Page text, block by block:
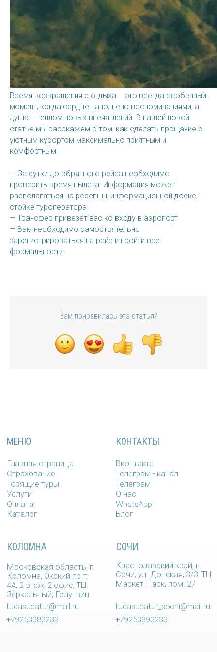
Время возвращения с отдыха – это всегда особенный
момент, когда сердце наполнено воспоминаниями, а
душа – теплом новых впечатлений. В нашей новой
статье мы расскажем о том, как сделать прощание с
уютным курортом максимально приятным и
комфортным.
— За сутки до обратного рейса необходимо
проверить время вылета. Информация может
располагаться на ресепшн, информационной доске,
стойке туроператора
— Трансфер привезёт вас ко входу в аэропорт
— Вам необходимо самостоятельно
зарегистрироваться на рейс и пройти все
формальности
Вам понравилась эта статья?
ТУДА СЮДА
КОНТАКТЫ
Главная страница
Услуги
Страхование
Оплата
Горящие туры
КОЛОМНА
Краснодарский край, г.
Сочи, ул. Донская, 3/3, ТЦ
Маркет Парк, пом. 27
+79253393233
tudasudatur@mail.ru
Московская область, г.
Коломна, Окский пр-т,
4А, 2 этаж, 2 офис, ТЦ
Материалы
Разработка сайта
+79253383233
WhatsApp
СОЧИ
Каталог